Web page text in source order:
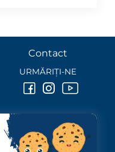
Contact
URMĂRIȚI-NE